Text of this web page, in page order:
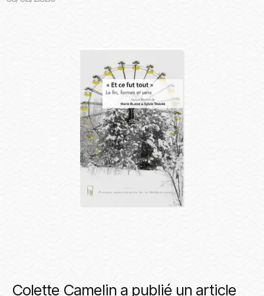
Colette Camelin a publié un article